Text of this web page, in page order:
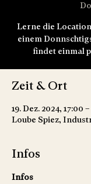
Lerne die
einem
findet einmal
Zeit & Ort
19. Dez. 2024, 17:00
Loube Spiez,
Infos
Infos